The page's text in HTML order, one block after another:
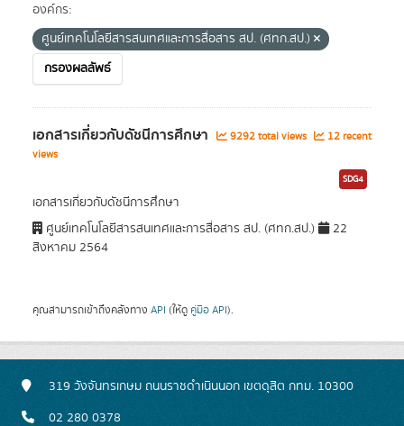
องค์กร:
ศูนย์เทคโนโลยีสารสนเทศและการสื่อสาร สป. (ศทก.สป.)
กรองผลลัพธ์
เอกสารเกี่ยวกับดัชนีการศึกษา 9292 total views
12 recent
views
SDG4
เอกสารเกี่ยวกับดัชนีการศึกษา
ศูนย์เทคโนโลยีสารสนเทศและการสื่อสาร สป. (ศทก.สป.)
22
สิงหาคม 2564
คุณสามารถเข้าถึงคลังทาง API (ให้ดู คู่มือ API).
319 วังจันทรเกษม ถนนราชดำเนินนอก เขตดุสิต กทม. 10300
02 280 0378